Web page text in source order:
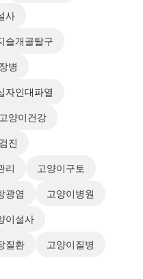
사
슬개골탈구
병
자인대파열
고양이건강
진
리
고양이구토
광염
고양이병원
이설사
질환
고양이질병